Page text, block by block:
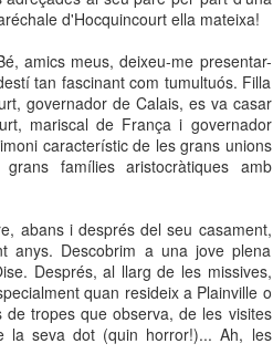
d'Hocquincourt ella mateixa!
amics meus, deixeu-me presentar-
tan fascinant com tumultuós. Filla
governador de Calais, es va casar
mariscal de França i governador
característic de les grans unions
famílies aristocràtiques amb
abans i després del seu casament,
anys. Descobrim a una jove plena
Després, al llarg de les missives,
quan resideix a Plainville o
tropes que observa, de les visites
la seva dot (quin horror!)... Ah, les